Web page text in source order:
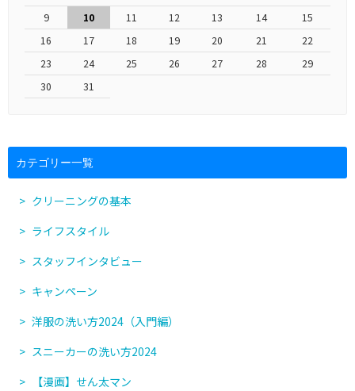
9
10 11 12 13 14
15
16
17 18 19 20 21
22
23
24 25 26 27 28
29
30
31
カテゴリー一覧
クリーニングの基本
ライフスタイル
スタッフインタビュー
キャンペーン
洋服の洗い方2024（入門編）
スニーカーの洗い方2024
【漫画】せん太マン